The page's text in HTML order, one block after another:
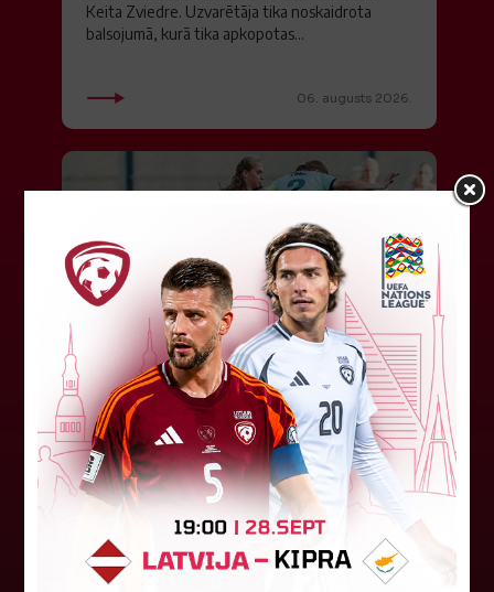
Keita Zviedre. Uzvarētāja tika noskaidrota
balsojumā, kurā tika apkopotas...
06. augusts 2026.
"Riga FC Women" liek kārtīgi
pasvīst dānietēm
Latvijas čempions sieviešu futbolā "Riga FC
Women" trešdien aizvadīja UEFA Čempionu līgas
kvalifikācijas otrās kārtas pusfināla spēli Dānijā
05. augusts 2026.